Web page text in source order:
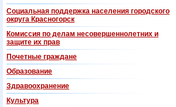
Социальная поддержка населения городского
округа Красногорск
Комиссия по делам несовершеннолетних и
защите их прав
Почетные граждане
Образование
Здравоохранение
Культура